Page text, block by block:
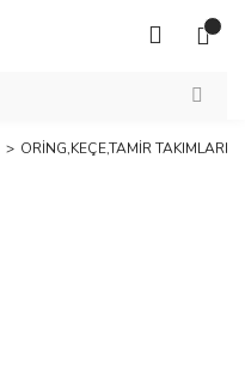
ORİNG,KEÇE,TAMİR TAKIMLARI